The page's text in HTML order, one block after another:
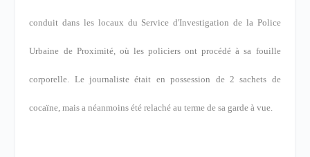
conduit dans les locaux du Service d'Investigation de la Police
Urbaine de Proximité, où les policiers ont procédé à sa fouille
corporelle. Le journaliste était en possession de 2 sachets de
cocaïne, mais a néanmoins été relaché au terme de sa garde à vue.